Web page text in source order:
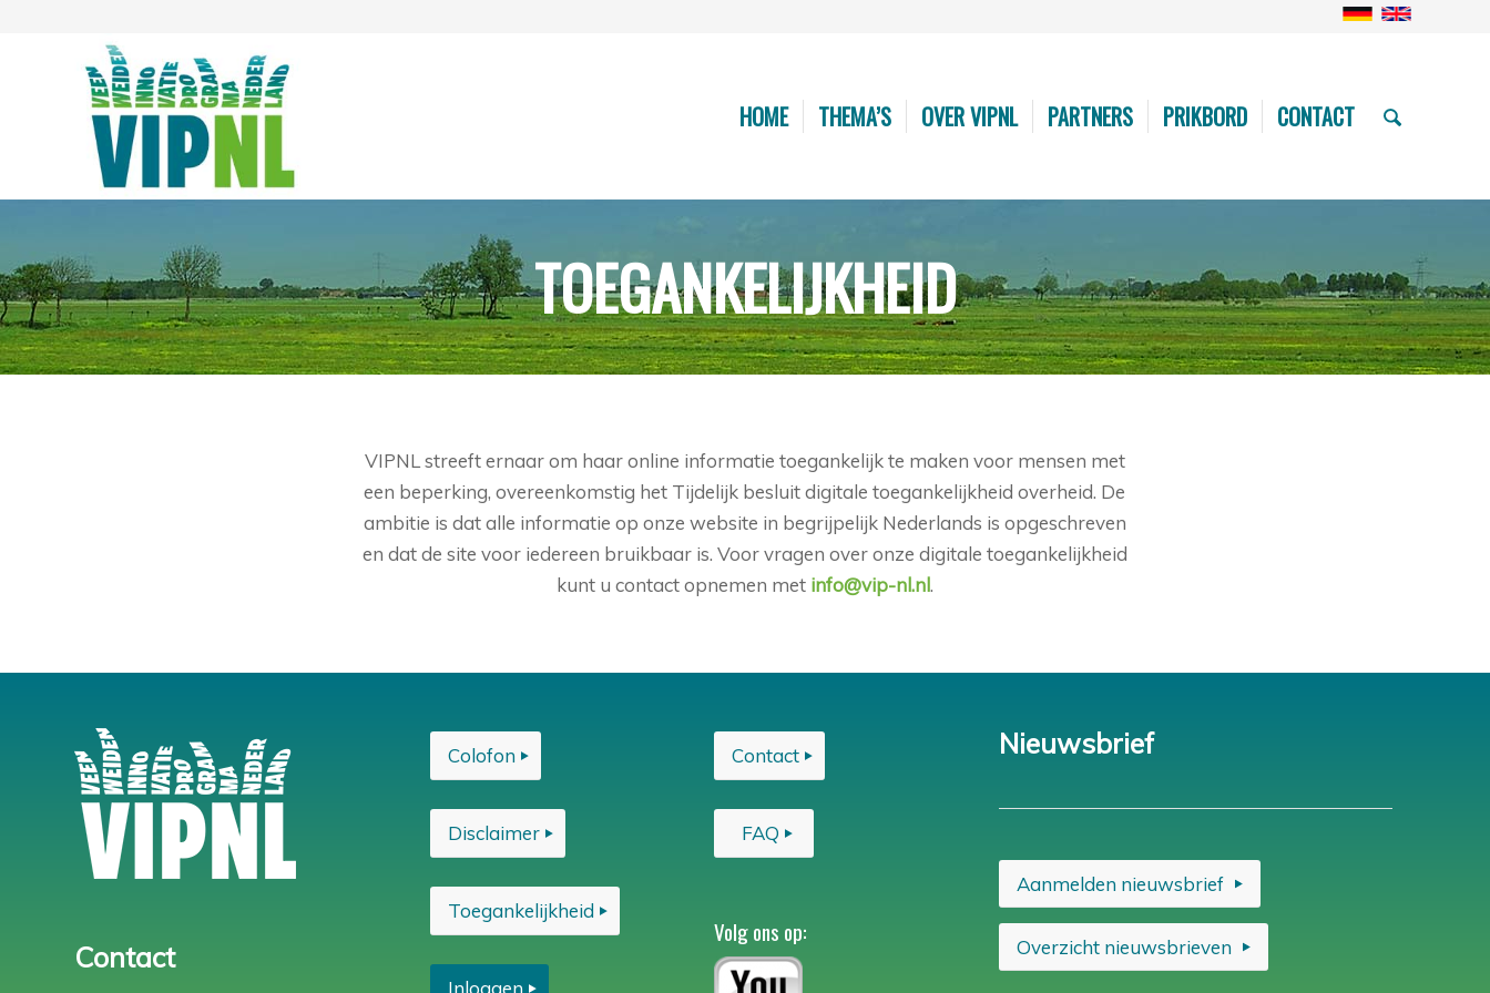
HOME THEMA’S OVER VIPNL PARTNERS PRIKBORD CONTACT
TOEGANKELIJKHEID
VIPNL streeft ernaar om haar online informatie toegankelijk te maken voor mensen met
een beperking, overeenkomstig het Tijdelijk besluit digitale toegankelijkheid overheid. De
ambitie is dat alle informatie op onze website in begrijpelijk Nederlands is opgeschreven
en dat de site voor iedereen bruikbaar is. Voor vragen over onze digitale toegankelijkheid
kunt u contact opnemen met info@vip-nl.nl.
Contact
Colofon
Disclaimer
Toegankelijkheid
Inloggen
Contact
FAQ
Volg ons op:
Nieuwsbrief
Aanmelden nieuwsbrief
Overzicht nieuwsbrieven